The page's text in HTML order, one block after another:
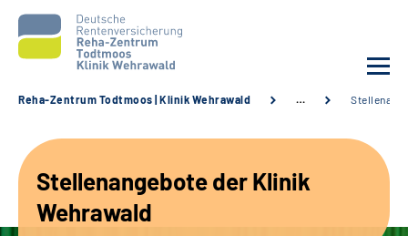
Unsere Angebote
Reha-Zentrum Todtmoos | Klinik Wehrawald …
Stellenangebote der Klinik
Wehrawald